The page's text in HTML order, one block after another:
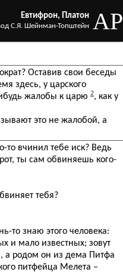
Евтифрон, Платон
С.Я. Шейнман-Топштейн AP
Оставив свои беседы
здесь, у царского
жалобы к царю 2, как у
это не жалобой, а
то вчинил тебе иск? Ведь
ты сам обвиняешь кого-
тебя?
то знаю этого человека:
и мало известных; зовут
а родом он из дема Питфа
питфейца Мелета –